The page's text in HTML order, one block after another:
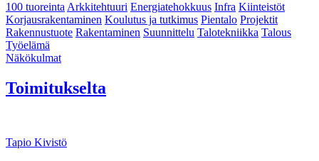
100 tuoreintaArkkitehtuuri Energiatehokkuus Infra Kiinteistöt
Korjausrakentaminen Koulutus ja tutkimus Pientalo Projektit
Rakennustuote Rakentaminen Suunnittelu Talotekniikka Talous
Työelämä
Näkökulmat
Toimitukselta
Tapio Kivistö